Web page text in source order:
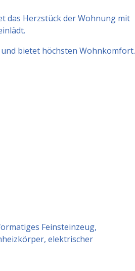
das Herzstück der Wohnung mit
bietet höchsten Wohnkomfort.
Feinsteinzeug,
elektrischer